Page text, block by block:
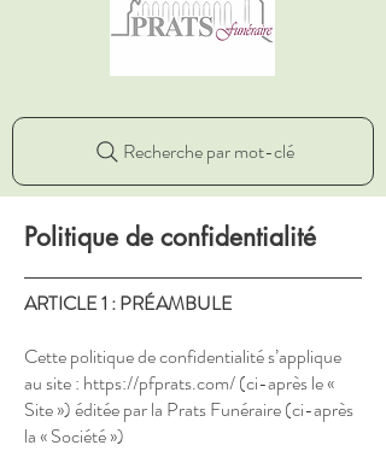
Recherche par mot-clé
Politique de confidentialité
ARTICLE 1 : PRÉAMBULE
Cette politique de confidentialité s’applique
au site : https://pfprats.com/(ci-après le «
Site ») éditée par la Prats Funéraire (ci-après
la « Société »)